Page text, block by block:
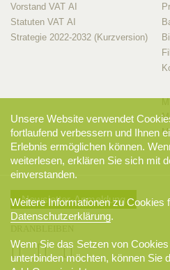
Vorstand VAT AI
Statuten VAT AI
Strategie 2022-2032 (Kurzversion)
Newsletter-Anmeldung
Unsere Website verwendet
fortlaufend verbessern und Ihnen
Erlebnis ermöglichen können.
weiterlesen, erklären Sie sich mit
einverstanden.
Weitere Informationen zu Cookies
Datenschutzerklärung.
Wenn Sie das Setzen von
unterbinden möchten, können Sie